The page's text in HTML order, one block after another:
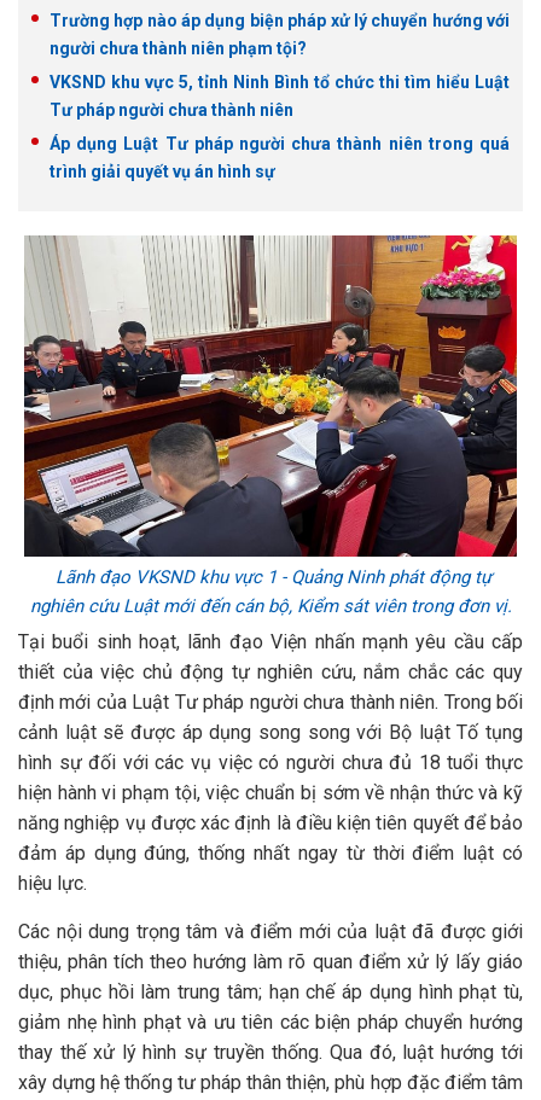
Trường hợp nào áp dụng biện pháp xử lý chuyển hướng với
người chưa thành niên phạm tội?
VKSND khu vực 5, tỉnh Ninh Bình tổ chức thi tìm hiểu Luật
Tư pháp người chưa thành niên
Áp dụng Luật Tư pháp người chưa thành niên trong quá
trình giải quyết vụ án hình sự
Lãnh đạo VKSND khu vực 1 - Quảng Ninh phát động tự
nghiên cứu Luật mới đến cán bộ, Kiểm sát viên trong đơn vị.
Tại buổi sinh hoạt, lãnh đạo Viện nhấn mạnh yêu cầu cấp
thiết của việc chủ động tự nghiên cứu, nắm chắc các quy
định mới của Luật Tư pháp người chưa thành niên. Trong bối
cảnh luật sẽ được áp dụng song song với Bộ luật Tố tụng
hình sự đối với các vụ việc có người chưa đủ 18 tuổi thực
hiện hành vi phạm tội, việc chuẩn bị sớm về nhận thức và kỹ
năng nghiệp vụ được xác định là điều kiện tiên quyết để bảo
đảm áp dụng đúng, thống nhất ngay từ thời điểm luật có
hiệu lực.
Các nội dung trọng tâm và điểm mới của luật đã được giới
thiệu, phân tích theo hướng làm rõ quan điểm xử lý lấy giáo
dục, phục hồi làm trung tâm; hạn chế áp dụng hình phạt tù,
giảm nhẹ hình phạt và ưu tiên các biện pháp chuyển hướng
thay thế xử lý hình sự truyền thống. Qua đó, luật hướng tới
xây dựng hệ thống tư pháp thân thiện, phù hợp đặc điểm tâm